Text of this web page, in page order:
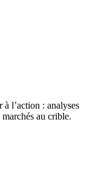
l’action : analyses
marchés au crible.